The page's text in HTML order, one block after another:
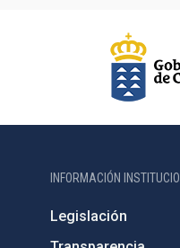
INFORMACIÓN
Legislación